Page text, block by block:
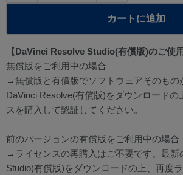
カートに追加
【DaVinci Resolve Studio(有償版)のご使用
無償版をご利用中の場合
→無償版と有償版でソフトウェアそのもの
DaVinci Resolve(有償版)をダウンロードの
スを購入して認証してください。
前のバージョンの有償版をご利用中の場合
→ライセンスの再購入はご不要です。最新
Studio(有償版)をダウンロードの上、再度